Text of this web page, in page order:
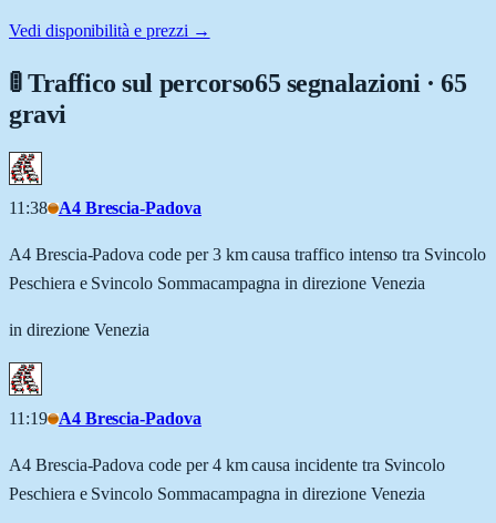
Vedi disponibilità e prezzi →
🚦 Traffico sul percorso65 segnalazioni · 65
gravi
11:38 A4 Brescia-Padova
A4 Brescia-Padova code per 3 km causa traffico intenso tra Svincolo
Peschiera e Svincolo Sommacampagna in direzione Venezia
in direzione Venezia
11:19 A4 Brescia-Padova
A4 Brescia-Padova code per 4 km causa incidente tra Svincolo
Peschiera e Svincolo Sommacampagna in direzione Venezia